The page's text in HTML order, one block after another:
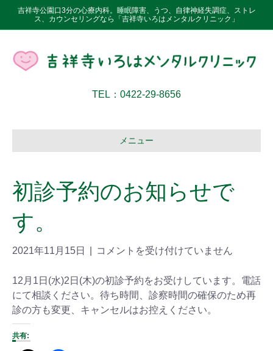
吉祥寺公園口3分の心療内科。睡眠障害、うつ、自律神経失調症、ストレ
ス、カウンセリングなら「吉祥寺いろはメンタルクリニック」
TEL：0422-29-8656
メニュー
初診予約のお知らせで
す。
2021年11月15日 コメントを受け付けていません
12月1日(水)2日(木)の初診予約をお受けしています。電話
にて相談ください。待ち時間、診察時間の確保のため再
診の方も変更、キャンセルはお控えください。
共有: